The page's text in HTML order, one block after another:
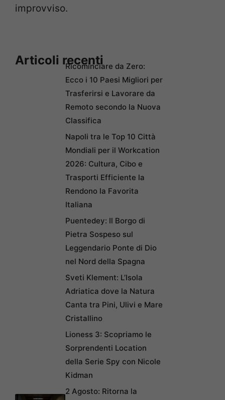
improvviso.
Articoli recentiRicominciare da Zero:
Ecco i 10 Paesi Migliori per
Trasferirsi e Lavorare da
Remoto secondo la Nuova
Classifica
Napoli tra le Top 10 Città
Mondiali per il Workcation
2026: Cultura, Cibo e
Trasporti Efficiente la
Rendono la Favorita
Italiana
Puentedey: Il Borgo di
Pietra Sospeso sul
Leggendario Ponte di Dio
nel Nord della Spagna
Sveti Klement: L’Isola
Adriatica dove la Natura
Canta tra Pini, Ulivi e Mare
Cristallino
Lioness 3: Scopriamo le
Sorprendenti Location
della Serie Spy con Nicole
Kidman
2 Agosto: Ritorna la